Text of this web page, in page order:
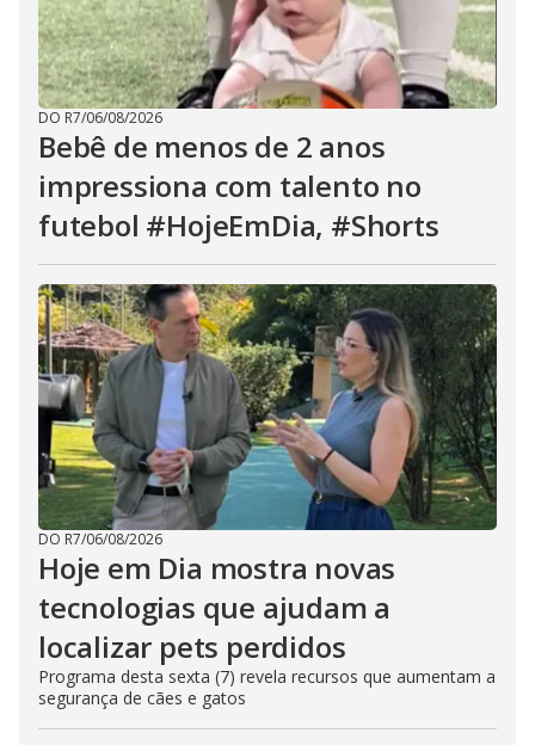
DO R7/06/08/2026
Bebê de menos de 2 anos
impressiona com talento no
futebol #HojeEmDia, #Shorts
DO R7/06/08/2026
Hoje em Dia mostra novas
tecnologias que ajudam a
localizar pets perdidos
Programa desta sexta (7) revela recursos que aumentam a
segurança de cães e gatos